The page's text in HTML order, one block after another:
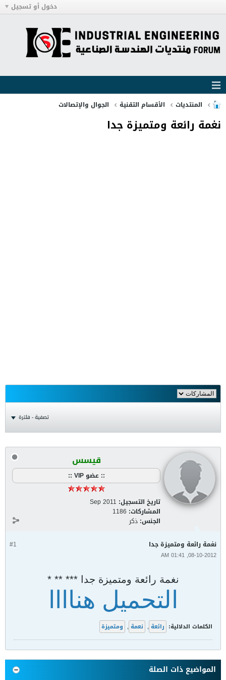
دخول أو تسجيل
المنتديات الأقسام التقنية الجوال والإتصالات
نغمة رائعة ومتميزة جدا
تصفية - فلترة
قيسس
:: عضو VIP ::
تاريخ التسجيل: Sep 2011
المشاركات: 1186
الجنس: ذكر
#1 نغمة رائعة ومتميزة جدا
08-10-2012, 01:41 AM
نغمة رائعة ومتميزة جدا *** ** *
التحميل هناااا
الكلمات الدلالية: رائعة , نعمة , ومتميزة
المواضيع ذات الصلة